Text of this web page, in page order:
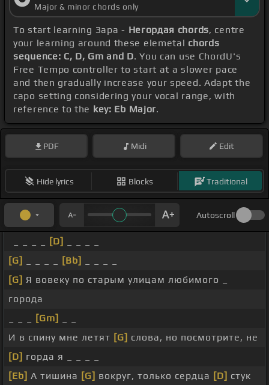
Major & minor chords only
To start learning Зара - Негордая chords, centre
your learning around these elemetal chords
sequence: C, D, Gm and D. You can use ChordU's
Free Tempo controller to start at a slower pace
and then gradually increase your speed. Adapt the
capo setting considering your vocal range, with
reference to the key: Eb Major.
PDF Midi Edit
Hide lyrics Blocks Traditional
Autoscroll
[D]
[G]
[Bb]
[G] Я вовеку по старым улицам любимого _
города
[Gm]
И в спину мне летят [G] слова, но посмотрите, не
[D] горда я _ _ _ _
[Eb] А тишина [G] вокруг, только сердца [D] стук